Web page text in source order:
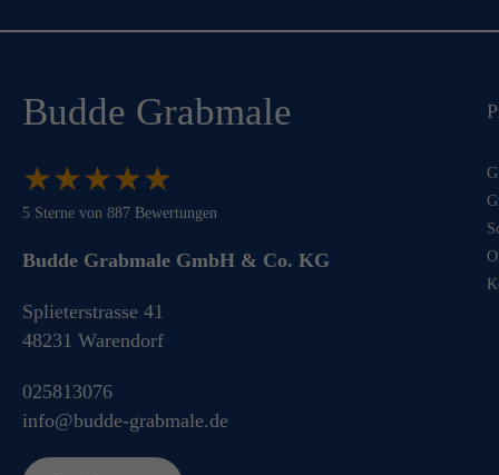
Budde Grabmale
★★★★★
★★★★★
5 Sterne von 887 Bewertungen
Budde Grabmale GmbH & Co. KG
info@budde-grabmale.de
025813076
Splieterstrasse 41
48231 Warendorf